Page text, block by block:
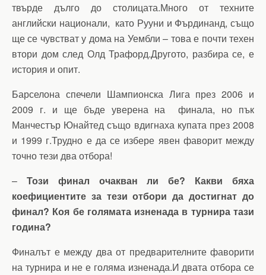
твърде дълго до столицата.Много от техните
английски национали, като Рууни и Фърдинанд, също
ще се чувстват у дома на Уембли – това е почти техен
втори дом след Олд Трафорд.Другото, разбира се, е
история и опит.
Барселона спечели Шампионска Лига през 2006 и
2009 г. и ще бъде уверена на финала, но пък
Манчестър Юнайтед също вдигнаха купата през 2008
и 1999 г.Трудно е да се избере явен фаворит между
точно тези два отбора!
– Този финал очакван ли бе? Какви бяха
коефициентите за тези отбори да достигнат до
финал? Коя бе голямата изненада в турнира тази
година?
Финалът е между два от предварителните фаворити
на турнира и не е голяма изненада.И двата отбора се